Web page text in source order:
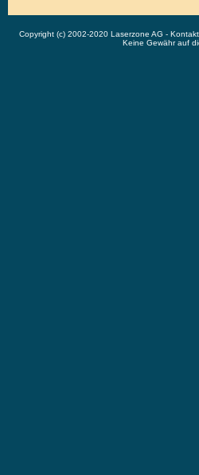
Copyright (c) 2002-2020 Laserzone AG -
Keine Gewähr auf